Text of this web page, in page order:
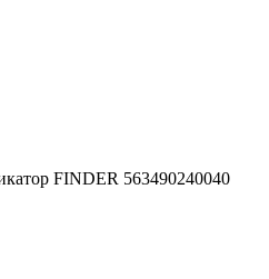
FINDER 563490240040